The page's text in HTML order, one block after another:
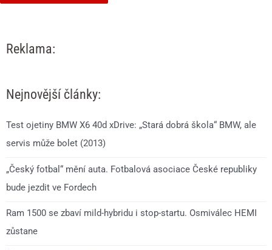
Reklama:
Nejnovější články:
Test ojetiny BMW X6 40d xDrive: „Stará dobrá škola“ BMW, ale
servis může bolet (2013)
„Český fotbal“ mění auta. Fotbalová asociace České republiky
bude jezdit ve Fordech
Ram 1500 se zbaví mild-hybridu i stop-startu. Osmiválec HEMI
zůstane